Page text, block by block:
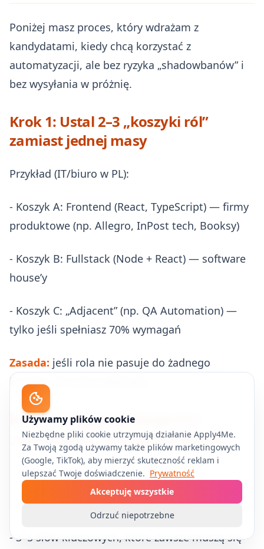
Poniżej masz proces, który wdrażam z
kandydatami, kiedy chcą korzystać z
automatyzacji, ale bez ryzyka „shadowbanów” i
bez wysyłania w próżnię.
Krok 1: Ustal 2–3 „koszyki ról”
zamiast jednej masy
Przykład (IT/biuro w PL):
- Koszyk A: Frontend (React, TypeScript) — firmy
produktowe (np. Allegro, InPost tech, Booksy)
- Koszyk B: Fullstack (Node + React) — software
house’y
- Koszyk C: „Adjacent” (np. QA Automation) —
tylko jeśli spełniasz 70% wymagań
Zasada: jeśli rola nie pasuje do żadnego
koszyka, nie auto‑aplikujesz.
Krok 2: Przygotuj wersje CV i
„mikro‑pitch” pod każdy koszyk
- CV PL i/lub EN (zależnie od ogłoszeń)
- 1 akapit „o mnie” dopasowany do koszyka
- 3–5 słów kluczowych, które zawsze muszą się
Używamy plików cookie
Niezbędne pliki cookie utrzymują działanie Apply4Me.
Za Twoją zgodą używamy także plików marketingowych
(Google, TikTok), aby mierzyć skuteczność reklam i
ulepszać Twoje doświadczenie. Prywatność
Odrzuć niepotrzebne
Akceptuję wszystkie